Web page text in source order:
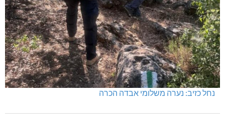
נחל כזיב: נערה משלומי אבדה הכרה